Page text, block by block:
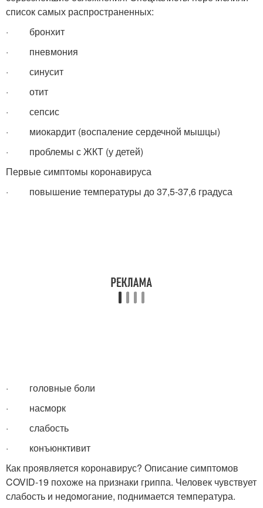
список самых распространенных:
· бронхит
· пневмония
· синусит
· отит
· сепсис
· миокардит (воспаление сердечной мышцы)
· проблемы с ЖКТ (у детей)
Первые симптомы коронавируса
· повышение температуры до 37,5-37,6 градуса
· головные боли
· насморк
· слабость
· конъюнктивит
Как проявляется коронавирус? Описание симптомов
COVID-19 похоже на признаки гриппа. Человек чувствует
слабость и недомогание, поднимается температура.